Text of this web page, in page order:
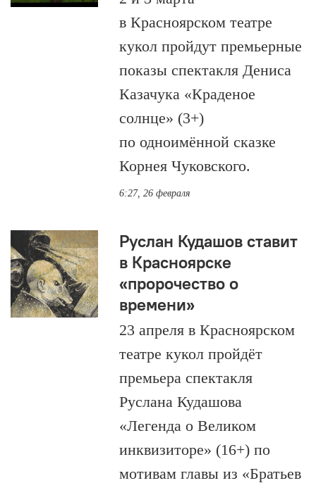
в Красноярском театре
кукол пройдут премьерные
показы спектакля Дениса
Казачука «Краденое
солнце» (3+)
по одноимённой сказке
Корнея Чуковского.
6:27, 26 февраля
Руслан Кудашов ставит
в Красноярске
«пророчество о
времени»
23 апреля в Красноярском
театре кукол пройдёт
премьера спектакля
Руслана Кудашова
«Легенда о Великом
инквизиторе» (16+) по
мотивам главы из «Братьев